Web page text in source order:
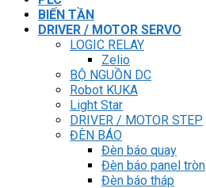
BIẾN TẦN
DRIVER / MOTOR SERVO
LOGIC RELAY
Zelio
BỘ NGUỒN DC
Robot KUKA
Light Star
DRIVER / MOTOR STEP
ĐÈN BÁO
Đèn báo quay
Đèn báo panel tròn
Đèn báo tháp